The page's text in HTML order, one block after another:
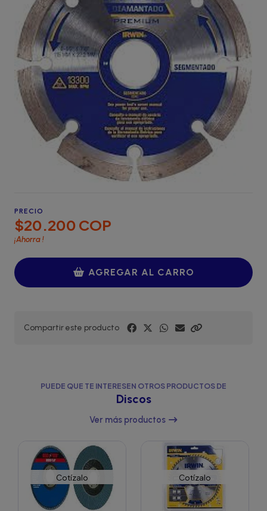
PRECIO
$20.200 COP
¡Ahorra!
AGREGAR AL CARRO
Compartir este producto
PUEDE QUE TE INTERESEN OTROS PRODUCTOS DE
Discos
Ver más productos
Cotízalo Cotízalo